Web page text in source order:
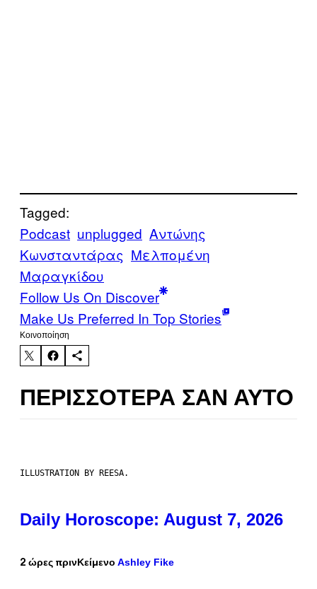
Tagged:
Podcast unplugged Αντώνης
Κωνσταντάρας Μελπομένη
Μαραγκίδου
Follow Us On Discover
Make Us Preferred In Top Stories
Kοινοποίηση
ΠΕΡΙΣΣΌΤΕΡΑ ΣΑΝ ΑΥΤΌ
ILLUSTRATION BY REESA.
Daily Horoscope: August 7, 2026
2 ώρες πριν Κείμενο Ashley Fike